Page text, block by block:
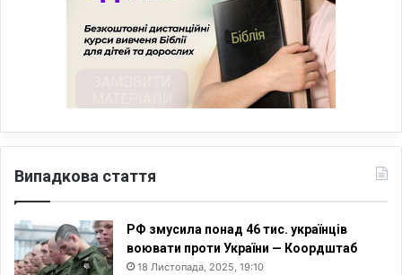
Випадкова стаття
РФ змусила понад 46 тис. українців
воювати проти України — Коордштаб
18 Листопада, 2025, 19:10